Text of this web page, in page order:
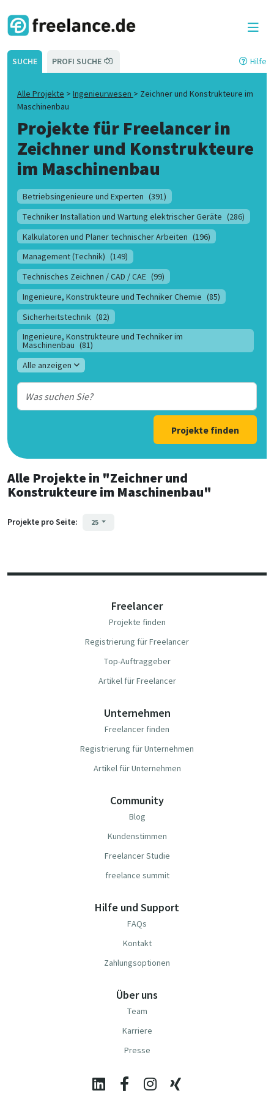
SUCHE PROFI SUCHE Hilfe
Alle Projekte > Ingenieurwesen > Zeichner und Konstrukteure im
Maschinenbau
Projekte für Freelancer in
Zeichner und Konstrukteure
im Maschinenbau
Betriebsingenieure und Experten (391)
Techniker Installation und Wartung elektrischer Geräte (286)
Kalkulatoren und Planer technischer Arbeiten (196)
Management (Technik) (149)
Technisches Zeichnen / CAD / CAE (99)
Ingenieure, Konstrukteure und Techniker Chemie (85)
Sicherheitstechnik (82)
Ingenieure, Konstrukteure und Techniker im
Maschinenbau (81)
Alle anzeigen
Projekte finden
Alle Projekte in "Zeichner und
Konstrukteure im Maschinenbau"
Projekte pro Seite: 25
Freelancer
Projekte finden
Registrierung für Freelancer
Top-Auftraggeber
Artikel für Freelancer
Unternehmen
Freelancer finden
Registrierung für Unternehmen
Artikel für Unternehmen
Community
Blog
Kundenstimmen
Freelancer Studie
freelance summit
Hilfe und Support
FAQs
Kontakt
Zahlungsoptionen
Über uns
Team
Karriere
Presse